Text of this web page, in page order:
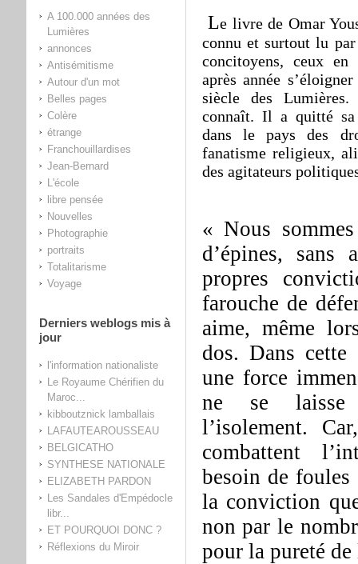
A 100.000 années des
Lumières
annonces
Antisémitisme
Autour d'un mot
Belles pages
Colère
étrange
Franchouillardises
Jean-Bernard
L'école
libre pensée
Nouvelles
Photographie
portraits
Totalitarisme
Voyage
Derniers weblogs mis à
jour
l'information nationaliste
Le Royaume Chérifien du
Maroc...
kibboutznick lamballais
LAFAUTEAROUSSEAU
BELGICATHO
SYNTHESE NATIONALE
ELIZABETH PARDON
Les Sandales d'Empédocle
libr...
ET POURQUOI DONC ?
Réflexions du Miroir
Le livre de Omar
connu et surtout lu
concitoyens, ceux
après année
siècle des
connaît. Il a quitté sa
dans le pays des
fanatisme religieux,
des agitateurs
« Nous
d’épines, sans
propres
farouche de
aime, même
dos. Dans
une force
ne se laisse
l’isolement.
combattent
besoin de
la conviction
non par le
pour la pureté